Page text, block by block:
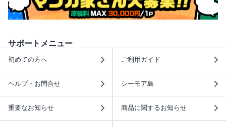
サポートメニュー
初めての方へ ご利用ガイド
ヘルプ・お問合せ シーモア島
重要なお知らせ 商品に関するお知らせ